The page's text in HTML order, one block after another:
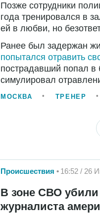
Позже сотрудники
года тренировался в
ей в любви, но
Ранее был задержан
попытался отравить
пострадавший попал в
симулировал
МОСКВА ТРЕНЕР
Происшествия 16:52 / 26
В зоне СВО
журналиста